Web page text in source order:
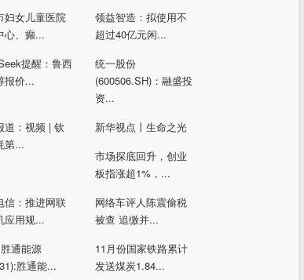
妇女儿童医院
心、癫...
领益智造：拟使用不
超过40亿元闲...
提醒：鲁西
报价...
统一股份
(600506.SH)：融盛投
资...
道：视频 | 钦
第...
新华视点丨生命之光
市场探底回升，创业
板指涨超1%，...
信：推进网联
应用规...
网络车评人陈震偷税
被查 追缴并...
通能源
胜通能...
11月份国家铁路累计
发送煤炭1.84...